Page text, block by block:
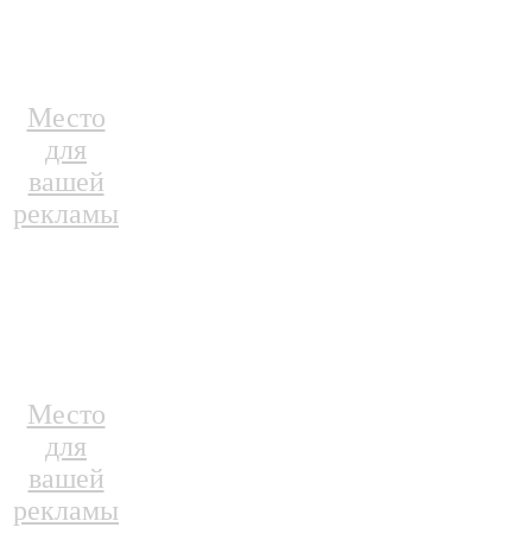
Место
для
вашей
рекламы
Место
для
вашей
рекламы